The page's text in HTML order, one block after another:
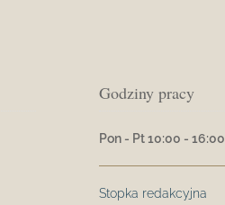
Godziny pracy
Pon - Pt 10:00 - 16:00
Stopka redakcyjna